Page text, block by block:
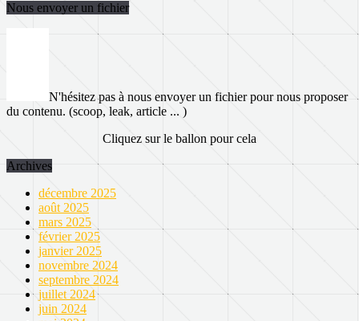
Nous envoyer un fichier
N'hésitez pas à nous envoyer un fichier pour nous proposer
du contenu. (scoop, leak, article ... )
Cliquez sur le ballon pour cela
Archives
décembre 2025
août 2025
mars 2025
février 2025
janvier 2025
novembre 2024
septembre 2024
juillet 2024
juin 2024